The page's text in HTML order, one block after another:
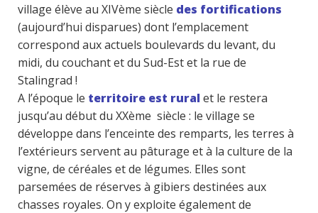
village élève au XIVème siècle des fortifications
(aujourd’hui disparues) dont l’emplacement
correspond aux actuels boulevards du levant, du
midi, du couchant et du Sud-Est et la rue de
Stalingrad !
A l’époque le territoire est rural et le restera
jusqu’au début du XXème siècle : le village se
développe dans l’enceinte des remparts, les terres à
l’extérieurs servent au pâturage et à la culture de la
vigne, de céréales et de légumes. Elles sont
parsemées de réserves à gibiers destinées aux
chasses royales. On y exploite également de